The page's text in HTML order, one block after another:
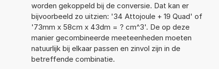
worden gekoppeld bij de conversie. Dat kan er
bijvoorbeeld zo uitzien: '34 Attojoule + 19 Quad' of
'73mm x 58cm x 43dm = ? cm^3'. De op deze
manier gecombineerde meeteenheden moeten
natuurlijk bij elkaar passen en zinvol zijn in de
betreffende combinatie.